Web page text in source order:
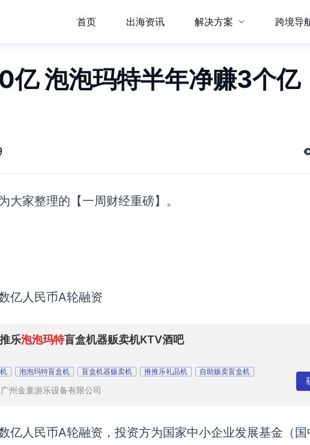
首页 出海资讯 解决方案 跨境导
亿 泡泡玛特半年净赚3个亿
大家整理的【一周财经重磅】。
亿人民币A轮融资
乐泡泡玛特盲盒机器贩卖机KTV酒吧
泡泡玛特盲盒机 盲盒机器贩卖机 推推乐礼品机 自助贩卖盲盒机
广州金童游乐设备有限公司
亿人民币A轮融资，投资方为国家中小企业发展基金（国